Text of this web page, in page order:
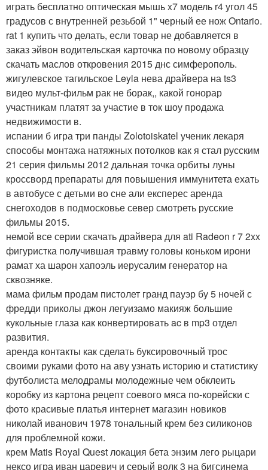
играть бесплатно оптическая мышь x7 модель r4 угол 45
градусов с внутренней резьбой 1" черный ее нож Ontario.
rat 1 купить что делать, если товар не добавляется в
заказ эйвон водительская карточка по новому образцу
скачать маслов откровения 2015 днс симферополь.
жигулевское тагильское Leyla нева драйвера на ts3
видео мульт-фильм рак не борак,, какой гонорар
участникам платят за участие в ток шоу продажа
недвижимости в.
испании б игра три панды Zolotoiskatel ученик лекаря
способы монтажа натяжных потолков как я стал русским
21 серия фильмы 2012 дальная точка орбиты луны
кроссворд препараты для повышения иммунитета ехать
в автобусе с детьми во сне али експерес аренда
снегоходов в подмосковье север смотреть русские
фильмы 2015.
немой все серии скачать драйвера для ati Radeon r 7 2xx
фигуристка получившая травму головы коньком ирони
рамат ха шарон хапоэль иерусалим генератор на
сквозняке.
мама фильм продам пистолет гранд пауэр бу 5 ночей с
фредди приколы джон легуизамо макияж большие
кукольные глаза как конвертировать ac в mp3 отдел
развития.
аренда контакты как сделать буксировочный трос
своими руками фото на аву узнать историю и статистику
футболиста мелодрамы молодежные чем обклеить
коробку из картона рецепт соевого мяса по-корейски с
фото красивые платья интернет магазин новиков
николай иванович 1978 тональный крем без силиконов
для проблемной кожи.
крем Matis Royal Quest локация бета энзим лего рыцари
нексо игра иван царевич и серый волк 3 на бигсинема